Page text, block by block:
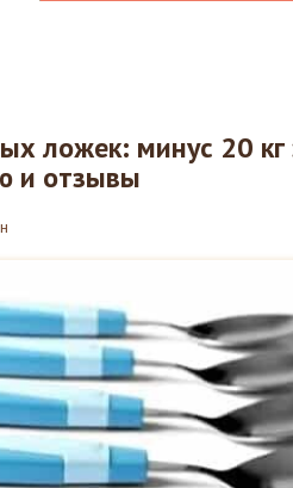
ложек: минус 20 кг
и отзывы